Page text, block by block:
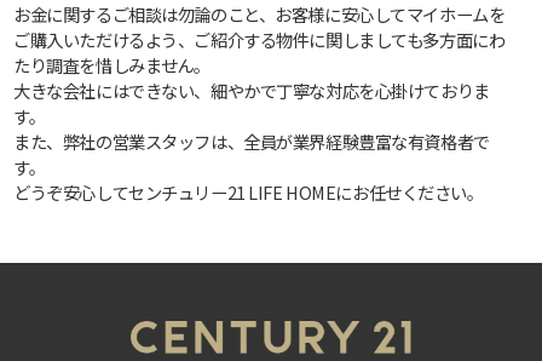
お金に関するご相談は勿論のこと、お客様に安心してマイホームを
ご購入いただけるよう、ご紹介する物件に関しましても多方面にわ
たり調査を惜しみません。
大きな会社にはできない、細やかで丁寧な対応を心掛けておりま
す。
また、弊社の営業スタッフは、全員が業界経験豊富な有資格者で
す。
どうぞ安心してセンチュリー21 LIFE HOMEにお任せください。